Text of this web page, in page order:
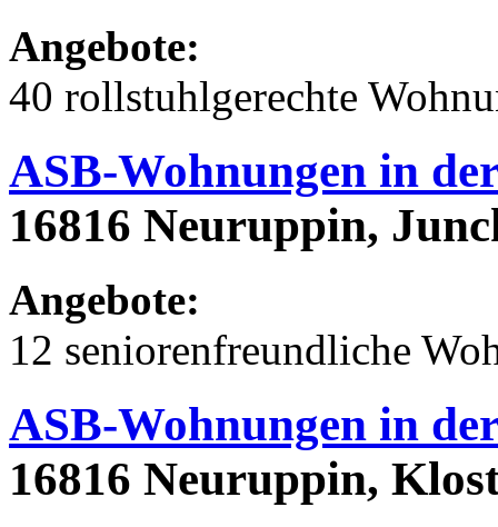
Angebote:
40 rollstuhlgerechte
ASB-Wohnungen in
16816 Neuruppin,
Angebote:
12 seniorenfreundliche
ASB-Wohnungen in
16816 Neuruppin,